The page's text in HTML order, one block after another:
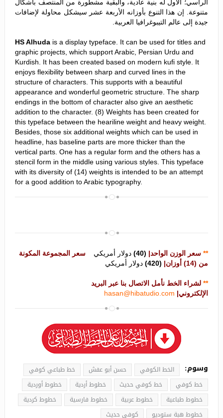
الرأسي؛ الأول له بنية عادية، والبقية مشطورة من المنتصف بأشكال
متنوعة. إن هذا التنوع بأوزانه الأربعة عشر سيشكل محاولة لإضافات
جيدة إلى عالم التيبوغرافيا العربية.
HS Alhudais a display typeface. It can be used for titles and
graphic projects, which support Arabic, Persian Urdu and
Kurdish. It has been created based on modern kufi style. It
enjoys flexibility between sharp and curved lines in the
structure of characters. This supports with a beautiful
appearance and wonderful geometric structure. The sharp
endings in the bottom of character also give an aesthetic
addition to the character. (8) Weights has been created for
this typeface between the heariline weight and heavy weight.
Besides, those six additional weights which can be used in
headline, has baseline parts are more thicker than the
vertical parts. One has a regular form and the others has a
stencil form in the middle using various styles. This typeface
with its diversity of (14) weights is intended to be an attempt
for a good addition to Arabic typography.
** سعر الوزن الواحد| (40) دولار أمريكي سعر المجموعة المكونة
من (14) أوزان|
(420) دولار أمريكي
**لشراء الخط نأمل الاتصال بنا عبر البريد
الإلكتروني| hasan@hibatudio.com
وسوم: الخط الكوفي حسن أبو عفش
خط طباعي كوفي
خط كوفي
خط كوفي حديث خطوط أردية
خطوط أوردية
خطوط طباعية
خطوط عربية خطوط فارسية
خطوط كردية
خطوط هبة ستوديو
كوفي حديث